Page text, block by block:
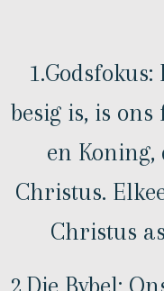
besig is, is ons
en Koning,
Christus.
Christus